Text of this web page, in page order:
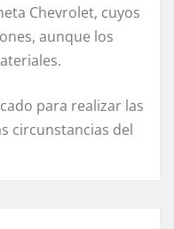
Chevrolet, cuyos
aunque los
para realizar las
circunstancias del